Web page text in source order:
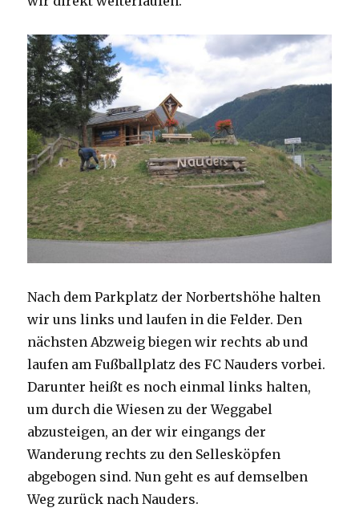
Nach dem Parkplatz der Norbertshöhe halten
wir uns links und laufen in die Felder. Den
nächsten Abzweig biegen wir rechts ab und
laufen am Fußballplatz des FC Nauders vorbei.
Darunter heißt es noch einmal links halten,
um durch die Wiesen zu der Weggabel
abzusteigen, an der wir eingangs der
Wanderung rechts zu den Sellesköpfen
abgebogen sind. Nun geht es auf demselben
Weg zurück nach Nauders.